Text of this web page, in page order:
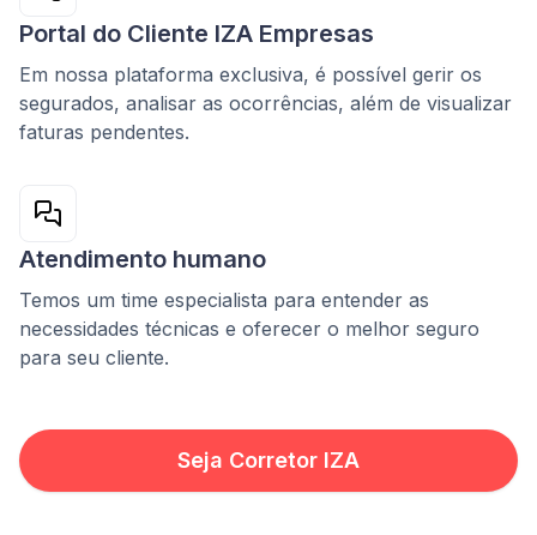
Portal do Cliente IZA Empresas
Em nossa plataforma exclusiva, é possível gerir os
segurados, analisar as ocorrências, além de visualizar
faturas pendentes.
Atendimento humano
Temos um time especialista para entender as
necessidades técnicas e oferecer o melhor seguro
para seu cliente.
Seja Corretor IZA